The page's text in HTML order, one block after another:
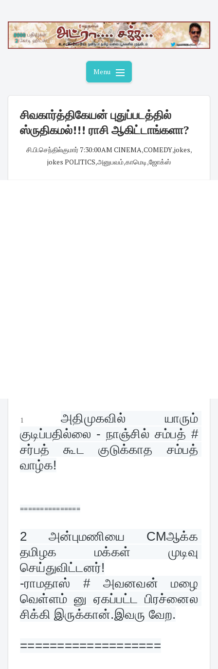
content
Menu
சிவகார்த்திகேயன் புதுப்படத்தில்
ஸ்ருதிகமல்!!! ராசி ஆகிட்டாங்களா?
சி.பி.செந்தில்குமார்· 7:30:00 AM CINEMA,COMEDY,jokes,
jokes POLITICS,அனுபவம்,காமெடி,ஜோக்ஸ்
1அதிமுகவில் யாரும்
குடிப்பதில்லை - நாஞ்சில் சம்பத் #
சர்பத் கூட குடுக்காத சம்பத்
வாழ்க!
===============
2 அன்புமணியை CMஆக்க
தமிழக மக்கள் முடிவு
செய்துவிட்டனர்!
-ராமதாஸ் # அவனவன் மழை
வெள்ளம் னு ஏகப்பட்ட பிரச்னைல
சிக்கி இருக்கான்.இவரு வேற.
===================